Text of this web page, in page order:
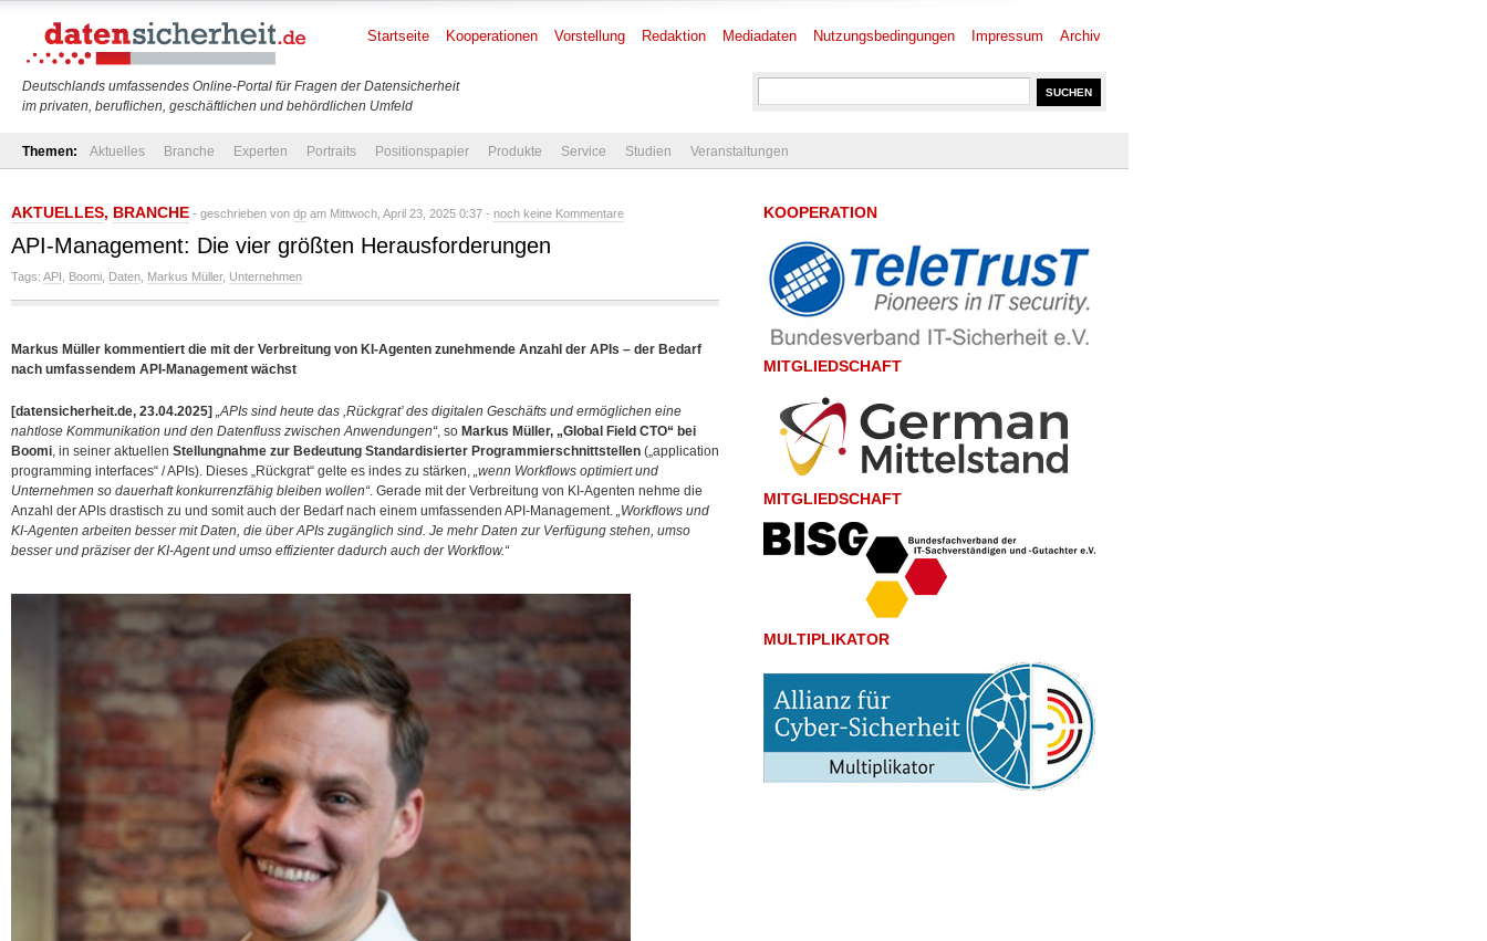
Deutschlands umfassendes Online-Portal für Fragen der Datensicherheit
im privaten, beruflichen, geschäftlichen und behördlichen Umfeld
Startseite Kooperationen Vorstellung Redaktion Mediadaten Nutzungsbedingungen Impressum Archiv
Themen: Aktuelles Branche Experten Portraits Positionspapier Produkte Service Studien Veranstaltungen
AKTUELLES, BRANCHE - geschrieben von dp am Mittwoch, April 23, 2025 0:37 - noch keine Kommentare
API-Management: Die vier größten Herausforderungen
Tags: API Boomi Daten Markus Müller, Unternehmen
Markus Müller kommentiert die mit der Verbreitung von KI-Agenten zunehmende Anzahl der APIs – der Bedarf
nach umfassendem API-Management wächst
[datensicherheit.de, 23.04.2025] „APIs sind heute das ,Rückgrat’ des digitalen Geschäfts und ermöglichen eine
nahtlose Kommunikation und den Datenfluss zwischen Anwendungen“, so Markus Müller, „Global Field CTO“ bei
Boomi, in seiner aktuellen Stellungnahme zur Bedeutung Standardisierter Programmierschnittstellen („application
programming interfaces“ / APIs). Dieses „Rückgrat“ gelte es indes zu stärken, „wenn Workflows optimiert und
Unternehmen so dauerhaft konkurrenzfähig bleiben wollen“. Gerade mit der Verbreitung von KI-Agenten nehme die
Anzahl der APIs drastisch zu und somit auch der Bedarf nach einem umfassenden API-Management. „Workflows und
KI-Agenten arbeiten besser mit Daten, die über APIs zugänglich sind. Je mehr Daten zur Verfügung stehen, umso
besser und präziser der KI-Agent und umso effizienter dadurch auch der Workflow.“
KOOPERATION
MITGLIEDSCHAFT
MITGLIEDSCHAFT
MULTIPLIKATOR